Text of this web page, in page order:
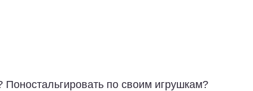
Поностальгировать по своим игрушкам?